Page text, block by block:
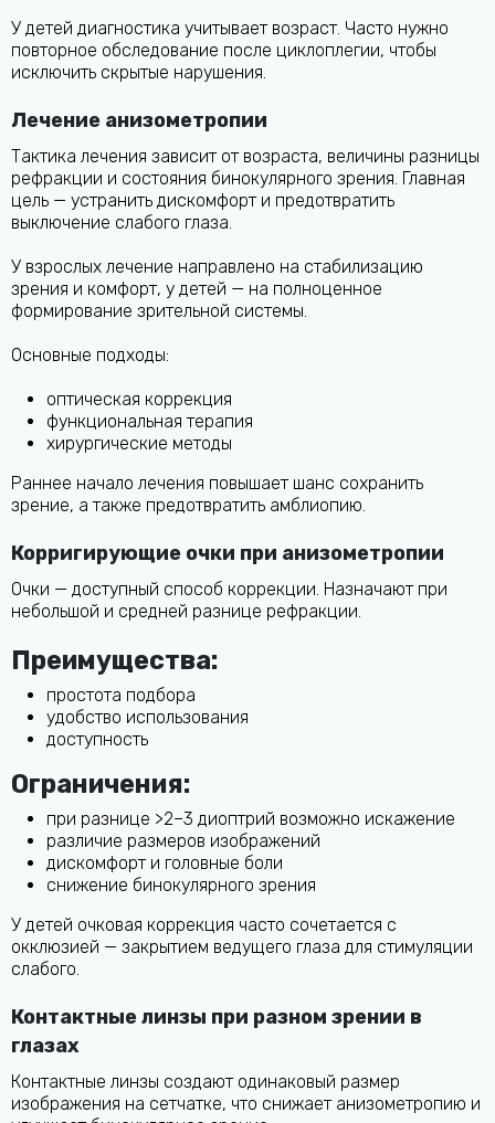
У детей диагностика учитывает возраст. Часто нужно
повторное обследование после циклоплегии, чтобы
исключить скрытые нарушения.
Лечение анизометропии
Тактика лечения зависит от возраста, величины разницы
рефракции и состояния бинокулярного зрения. Главная
цель — устранить дискомфорт и предотвратить
выключение слабого глаза.
У взрослых лечение направлено на стабилизацию
зрения и комфорт, у детей — на полноценное
формирование зрительной системы.
Основные подходы:
оптическая коррекция
функциональная терапия
хирургические методы
Раннее начало лечения повышает шанс сохранить
зрение, а также предотвратить амблиопию.
Корригирующие очки при анизометропии
Очки — доступный способ коррекции. Назначают при
небольшой и средней разнице рефракции.
Преимущества:
простота подбора
удобство использования
доступность
Ограничения:
при разнице >2–3 диоптрий возможно искажение
различие размеров изображений
дискомфорт и головные боли
снижение бинокулярного зрения
У детей очковая коррекция часто сочетается с
окклюзией — закрытием ведущего глаза для стимуляции
слабого.
Контактные линзы при разном зрении в
глазах
Контактные линзы создают одинаковый размер
изображения на сетчатке, что снижает анизометропию и